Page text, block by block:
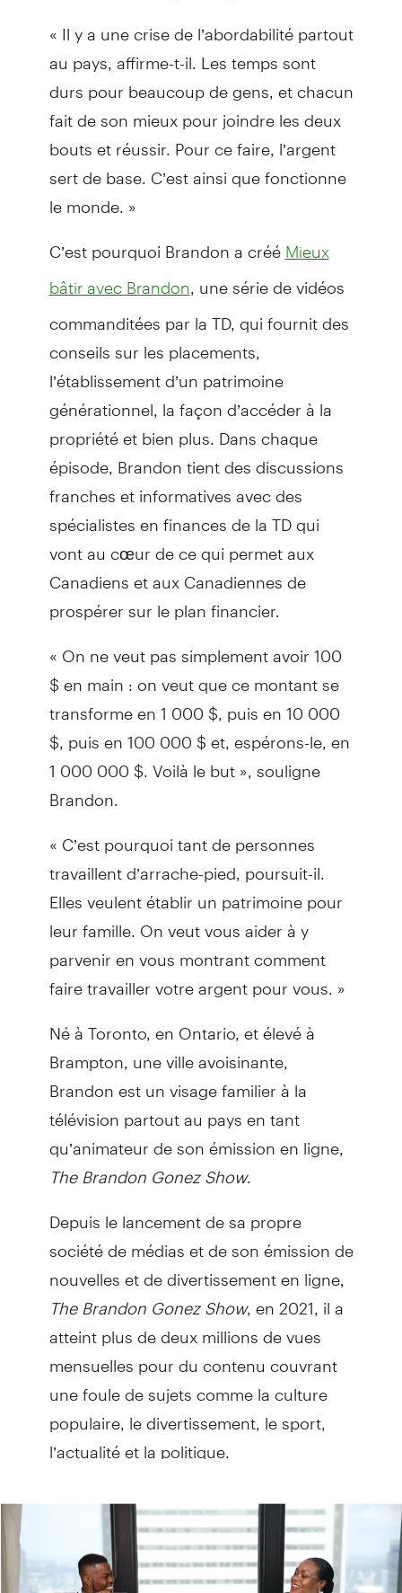
« Il y a une crise de l’abordabilité partout
au pays, affirme-t-il. Les temps sont
durs pour beaucoup de gens, et chacun
fait de son mieux pour joindre les deux
bouts et réussir. Pour ce faire, l’argent
sert de base. C’est ainsi que fonctionne
le monde. »
C’est pourquoi Brandon a créé Mieux
bâtir avec Brandon , une série de vidéos
commanditées par la TD, qui fournit des
conseils sur les placements,
l’établissement d’un patrimoine
générationnel, la façon d’accéder à la
propriété et bien plus. Dans chaque
épisode, Brandon tient des discussions
franches et informatives avec des
spécialistes en finances de la TD qui
vont au cœur de ce qui permet aux
Canadiens et aux Canadiennes de
prospérer sur le plan financier.
« On ne veut pas simplement avoir 100
$ en main : on veut que ce montant se
transforme en 1 000 $, puis en 10 000
$, puis en 100 000 $ et, espérons-le, en
1 000 000 $. Voilà le but », souligne
Brandon.
« C’est pourquoi tant de personnes
travaillent d’arrache-pied, poursuit-il.
Elles veulent établir un patrimoine pour
leur famille. On veut vous aider à y
parvenir en vous montrant comment
faire travailler votre argent pour vous. »
Né à Toronto, en Ontario, et élevé à
Brampton, une ville avoisinante,
Brandon est un visage familier à la
télévision partout au pays en tant
qu’animateur de son émission en ligne,
The Brandon Gonez Show.
Depuis le lancement de sa propre
société de médias et de son émission de
nouvelles et de divertissement en ligne,
TheBrandon Gonez Show, en 2021, il a
atteint plus de deux millions de vues
mensuelles pour du contenu couvrant
une foule de sujets comme la culture
populaire, le divertissement, le sport,
l’actualité et la politique.